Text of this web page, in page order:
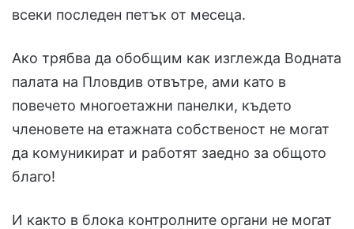
всеки последен петък от месеца.
Ако трябва да обобщим как изглежда Водната
палата на Пловдив отвътре, ами като в
повечето многоетажни панелки, където
членовете на етажната собственост не могат
да комуникират и работят заедно за общото
благо!
И както в блока контролните органи не могат